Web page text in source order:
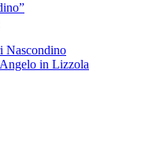
Nascondino
in Lizzola